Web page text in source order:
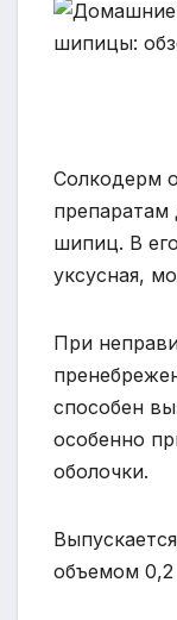
Солкодерм
препаратам
шипиц. В
уксусная,
При
способен
особенно
оболочки.
объемом 0,2